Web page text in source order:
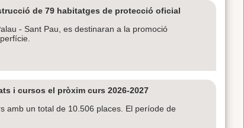
de 79 habitatges de protecció oficial
- Sant Pau, es destinaran a la promoció
i cursos el pròxim curs 2026-2027
amb un total de 10.506 places. El període de